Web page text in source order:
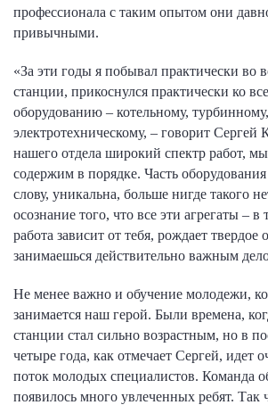
профессионала с таким опытом они
привычными.
«За эти годы я побывал практически во
станции, прикоснулся практически ко
оборудованию – котельному, турбинному,
электротехническому, – говорит Сергей
нашего отдела широкий спектр работ,
содержим в порядке. Часть
слову, уникальна, больше нигде такого
осознание того, что все эти агрегаты – в
работа зависит от тебя, рождает
занимаешься действительно важным
Не менее важно и обучение молодежи,
занимается наш герой. Были времена,
станции стал сильно возрастным, но в
четыре года, как отмечает Сергей, идет
поток молодых специалистов. Команда
появилось много увлеченных ребят. Так